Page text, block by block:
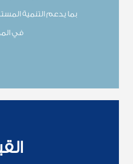
بما يدعم التنمية
في